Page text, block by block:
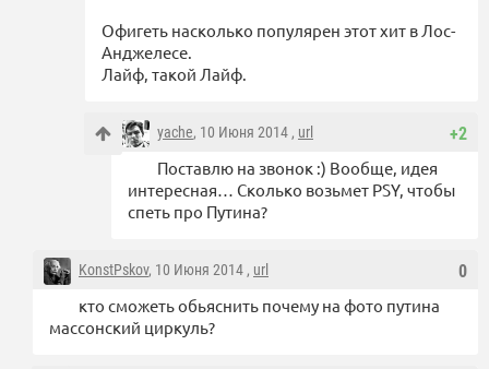
Офигеть насколько популярен этот хит в Лос-
Анджелесе.
Лайф, такой Лайф.
+2
yache, 10 Июня 2014 , url
Поставлю на звонок :) Вообще, идея
интересная… Сколько возьмет PSY, чтобы
спеть про Путина?
0
KonstPskov, 10 Июня 2014 , url
кто сможеть обьяснить почему на фото путина
массонский циркуль?